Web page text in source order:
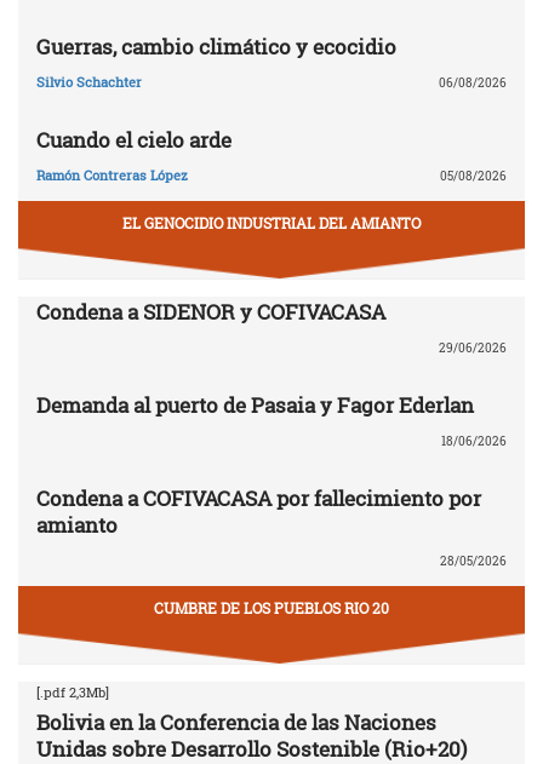
Guerras, cambio climático y ecocidio
Silvio Schachter 06/08/2026
Cuando el cielo arde
Ramón Contreras López 05/08/2026
EL GENOCIDIO INDUSTRIAL DEL AMIANTO
Condena a SIDENOR y COFIVACASA
29/06/2026
Demanda al puerto de Pasaia y Fagor Ederlan
18/06/2026
Condena a COFIVACASA por fallecimiento por
amianto
28/05/2026
CUMBRE DE LOS PUEBLOS RIO 20
[.pdf 2,3Mb]
Bolivia en la Conferencia de las Naciones
Unidas sobre Desarrollo Sostenible (Rio+20)